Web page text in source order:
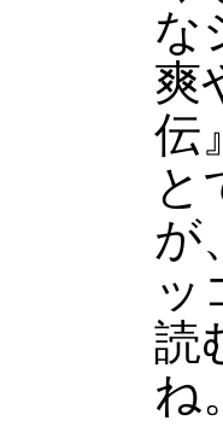
な
爽
伝
と
が
ッ
読
ね。